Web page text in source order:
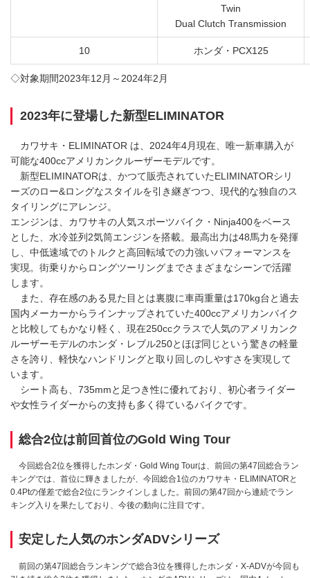
Twin
Dual Clutch Transmission
10 ホンダ・PCX125
◇対象期間2023年12月～2024年2月
2023年に登場した新型ELIMINATOR
カワサキ・ELIMINATOR は、2024年4月現在、唯一新車購入が
可能な400ccアメリカンクルーザーモデルです。
新型ELIMINATORは、かつて販売されていたELIMINATORシリ
ーズのロー&ロングなスタイルを引き継ぎつつ、現代的な独自のス
タイリングにアレンジ。
エンジンは、カワサキの人気スポーツバイク・Ninja400をベース
とした、水冷並列2気筒エンジンを搭載。最高出力は48馬力を発揮
し、中低速域でのトルクと高回転域での力強いパフォーマンスを
実現。街乗りからロングツーリングまでさまざまなシーンで活躍
します。
また、存在感のある見た目とは裏腹に車両重量は170kg台と過去
国内メーカーからラインナップされていた400ccアメリカンバイク
と比較してもかなり軽く、現在250ccクラスで人気のアメリカンク
ルーザーモデルのホンダ・レブル250とほぼ同じという驚きの軽量
さを誇り、軽快なハンドリングと取り回しのしやすさを実現して
います。
シート高も、735mmと足つき性に優れており、初心者ライダー
や女性ライダーからの支持も多く得ているバイクです。
総合2位は前回首位のGold Wing Tour
今回総合2位を獲得したホンダ・Gold Wing Tourは、前回の第47回総合ラン
キングでは、首位に輝きましたが、今回総合1位のカワサキ・ELIMINATORと
0.4Ptの僅差で総合2位にランクインしました。前回の第47回から連続でラン
キング入りを果たしており、今後の動向に注目です。
安定した人気のホンダADVシリーズ
前回の第47回総合ランキングで総合3位を獲得したホンダ・X-ADVが今回も